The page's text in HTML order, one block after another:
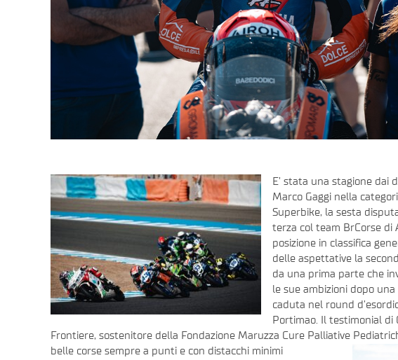
E’ stata una stagione dai
Marco Gaggi nella
Superbike, la sesta
terza col team BrCorse di
posizione in classifica
delle aspettative la
da una prima parte che
le sue ambizioni dopo
caduta nel round
Portimao. Il testimonial di
Frontiere, sostenitore della Fondazione Maruzza Cure Palliative
belle corse sempre a punti e con distacchi minimi